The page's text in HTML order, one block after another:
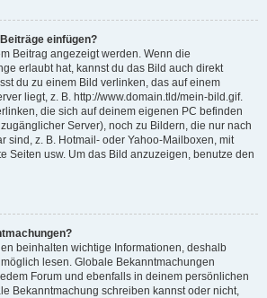
einfügen?
Beitrag angezeigt werden. Wenn die
erlaubt hat, kannst du das Bild auch direkt
du zu einem Bild verlinken, das auf einem
liegt, z. B. http://www.domain.tld/mein-bild.gif.
die sich auf deinem eigenen PC befinden
Server), noch zu Bildern, die nur nach
sind, z. B. Hotmail- oder Yahoo-Mailboxen, mit
Seiten usw. Um das Bild anzuzeigen, benutze den
beinhalten wichtige Informationen, deshalb
lesen. Globale Bekanntmachungen
Forum und ebenfalls in deinem persönlichen
Bekanntmachung schreiben kannst oder nicht,